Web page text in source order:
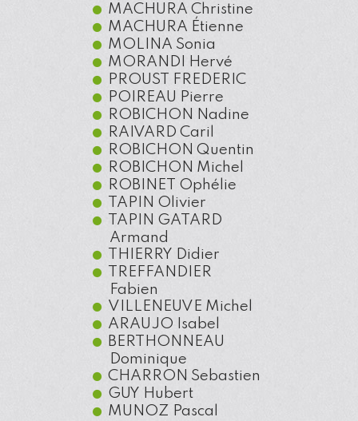
MACHURA Christine
MACHURA Étienne
MOLINA Sonia
MORANDI
Hervé
PROUST
FREDERIC
POIREAU Pierre
ROBICHON Nadine
RAIVARD Caril
ROBICHON Quentin
ROBICHON Michel
ROBINET Ophélie
TAPIN Olivier
TAPIN GATARD
Armand
THIERRY Didier
TREFFANDIER
Fabien
VILLENEUVE Michel
ARAUJO
Isabel
BERTHONNEAU
Dominique
CHARRON Sebastien
GUY Hubert
MUNOZ Pascal